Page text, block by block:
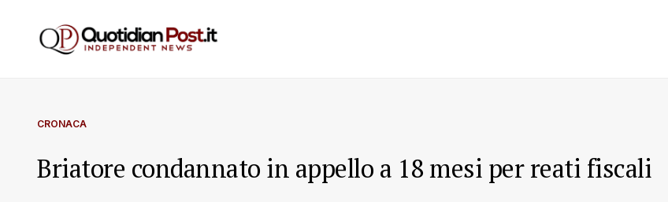
CRONACA
Briatore condannato in appello a 18 mesi per reati fiscali